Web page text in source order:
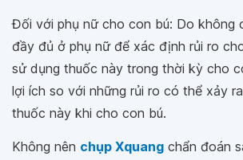
Đối với phụ nữ cho con bú: Do không
đầy đủ ở phụ nữ để xác định rủi ro
sử dụng thuốc này trong thời kỳ cho
lợi ích so với những rủi ro có thể xảy
thuốc này khi cho con bú.
Không nên chụp Xquang chẩn đoán